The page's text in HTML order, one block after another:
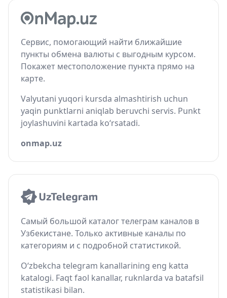
Сервис, помогающий найти ближайшие
пункты обмена валюты с выгодным курсом.
Покажет местоположение пункта прямо на
карте.
Valyutani yuqori kursda almashtirish uchun
yaqin punktlarni aniqlab beruvchi servis. Punkt
joylashuvini kartada ko‘rsatadi.
onmap.uz
Самый большой каталог телеграм каналов в
Узбекистане. Только активные каналы по
категориям и с подробной статистикой.
O‘zbekcha telegram kanallarining eng katta
katalogi. Faqt faol kanallar, ruknlarda va batafsil
statistikasi bilan.